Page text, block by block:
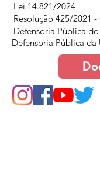
Lei 14.821/2024
Resolução 425/2021 -
Defensoria Pública
Defensoria Pública da